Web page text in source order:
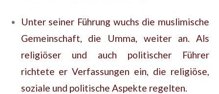
Unter seiner Führung wuchs die muslimische
Gemeinschaft, die Umma, weiter an. Als
religiöser und auch politischer Führer
richtete er Verfassungen ein, die religiöse,
soziale und politische Aspekte regelten.